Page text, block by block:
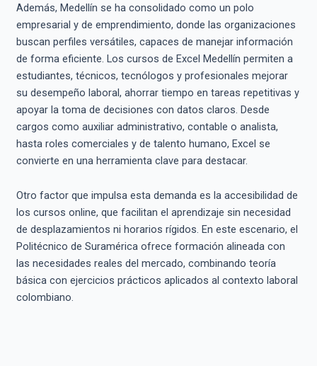
Además, Medellín se ha consolidado como un polo
empresarial y de emprendimiento, donde las organizaciones
buscan perfiles versátiles, capaces de manejar información
de forma eficiente. Los cursos de Excel Medellín permiten a
estudiantes, técnicos, tecnólogos y profesionales mejorar
su desempeño laboral, ahorrar tiempo en tareas repetitivas y
apoyar la toma de decisiones con datos claros. Desde
cargos como auxiliar administrativo, contable o analista,
hasta roles comerciales y de talento humano, Excel se
convierte en una herramienta clave para destacar.
Otro factor que impulsa esta demanda es la accesibilidad de
los cursos online, que facilitan el aprendizaje sin necesidad
de desplazamientos ni horarios rígidos. En este escenario, el
Politécnico de Suramérica ofrece formación alineada con
las necesidades reales del mercado, combinando teoría
básica con ejercicios prácticos aplicados al contexto laboral
colombiano.